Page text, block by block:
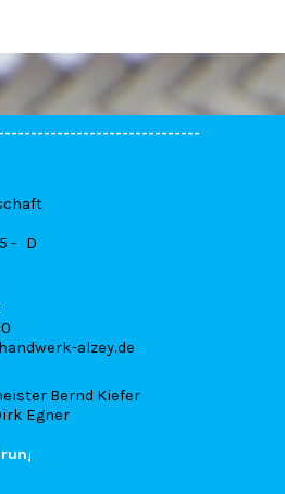
alzey.de
Bernd Kiefer
Egner
- D